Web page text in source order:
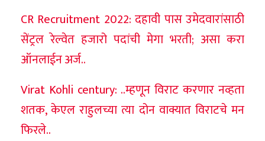
CR Recruitment 2022: दहावी पास उमेदवारांसाठी
सेंट्रल रेल्वेत हजारो पदांची मेगा भरती; असा करा
ऑनलाईन अर्ज..
Virat Kohli century: ..म्हणून विराट करणार नव्हता
शतक, केएल राहुलच्या त्या दोन वाक्यात विराटचे मन
फिरले..